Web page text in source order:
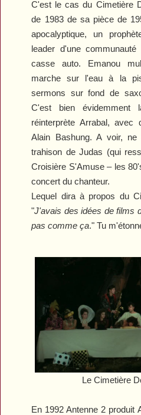
C'est le cas du Cimetière
de 1983 de sa pièce de
apocalyptique, un
leader d'une
casse auto. Emanou
marche sur l'eau à la
sermons sur fond de
C'est bien
réinterprète Arrabal,
Alain Bashung. A voir,
trahison de Judas (qui
Croisière S'Amuse– les
concert du chanteur.
Lequel dira à propos du
"J'avais des idées de films
pas comme ça." Tu
Le Cimetière
En 1992 Antenne 2 produit